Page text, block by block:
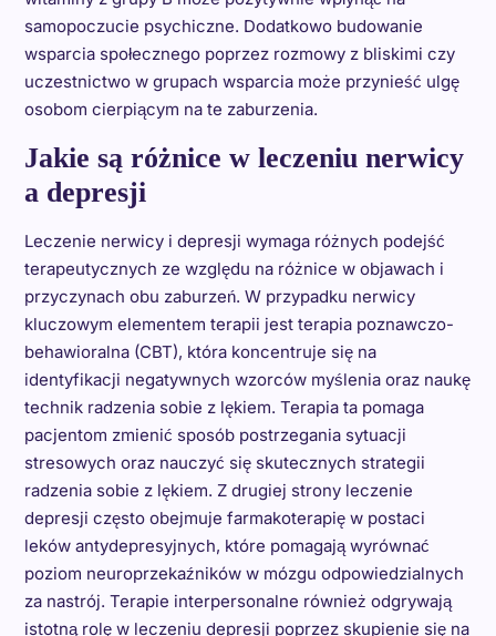
samopoczucie psychiczne. Dodatkowo budowanie
wsparcia społecznego poprzez rozmowy z bliskimi czy
uczestnictwo w grupach wsparcia może przynieść ulgę
osobom cierpiącym na te zaburzenia.
Jakie są różnice w leczeniu nerwicy
a depresji
Leczenie nerwicy i depresji wymaga różnych podejść
terapeutycznych ze względu na różnice w objawach i
przyczynach obu zaburzeń. W przypadku nerwicy
kluczowym elementem terapii jest terapia poznawczo-
behawioralna (CBT), która koncentruje się na
identyfikacji negatywnych wzorców myślenia oraz naukę
technik radzenia sobie z lękiem. Terapia ta pomaga
pacjentom zmienić sposób postrzegania sytuacji
stresowych oraz nauczyć się skutecznych strategii
radzenia sobie z lękiem. Z drugiej strony leczenie
depresji często obejmuje farmakoterapię w postaci
leków antydepresyjnych, które pomagają wyrównać
poziom neuroprzekaźników w mózgu odpowiedzialnych
za nastrój. Terapie interpersonalne również odgrywają
istotną rolę w leczeniu depresji poprzez skupienie się na